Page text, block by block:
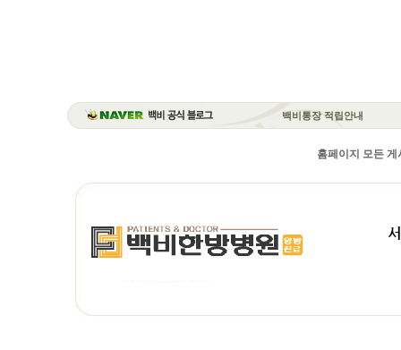
백비통장 적립안내
홈페이지 모든